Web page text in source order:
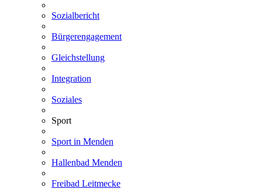
Sozialbericht
Bürgerengagement
Gleichstellung
Integration
Soziales
Sport
Sport in Menden
Hallenbad Menden
Freibad Leitmecke